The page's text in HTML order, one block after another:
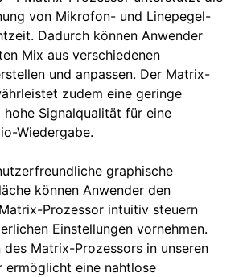
von Mikrofon- und Linepegel-
Dadurch können Anwender
Mix aus verschiedenen
und anpassen. Der Matrix-
zudem eine geringe
hohe Signalqualität für eine
Wiedergabe.
graphische
können Anwender den
Prozessor intuitiv steuern
Einstellungen vornehmen.
Matrix-Prozessors in unseren
ermöglicht eine nahtlose